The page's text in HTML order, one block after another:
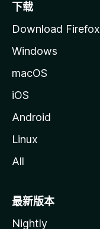
下载
Download Firefox
Windows
macOS
iOS
Android
Linux
All
最新版本
Nightly